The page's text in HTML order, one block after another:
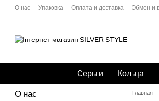
Перейти к основному контенту
О нас Упаковка Оплата и доставка Обмен и
Серьги Кольца
Главная
О нас